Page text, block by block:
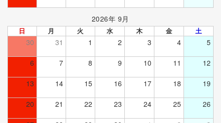
2026年 9月
日 月 火 水 木 金 土
30 31 1 2 3 4 5
6 7 8 9 10 11 12
13 14 15 16 17 18 19
20 21 22 23 24 25 26